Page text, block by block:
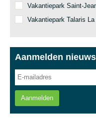
Vakantiepark Saint-
Vakantiepark Talaris
Aanmelden
Aanmelden